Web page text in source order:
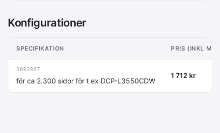
Konfigurationer
SPECIFIKATION PRIS (INKL
3093987
för ca 2.300 sidor för t ex DCP-L3550CDW
1 712 kr